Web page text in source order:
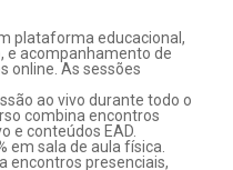
plataforma educacional,
e acompanhamento de
online. As sessões
ao vivo durante todo o
combina encontros
e conteúdos EAD.
em sala de aula física.
encontros presenciais,